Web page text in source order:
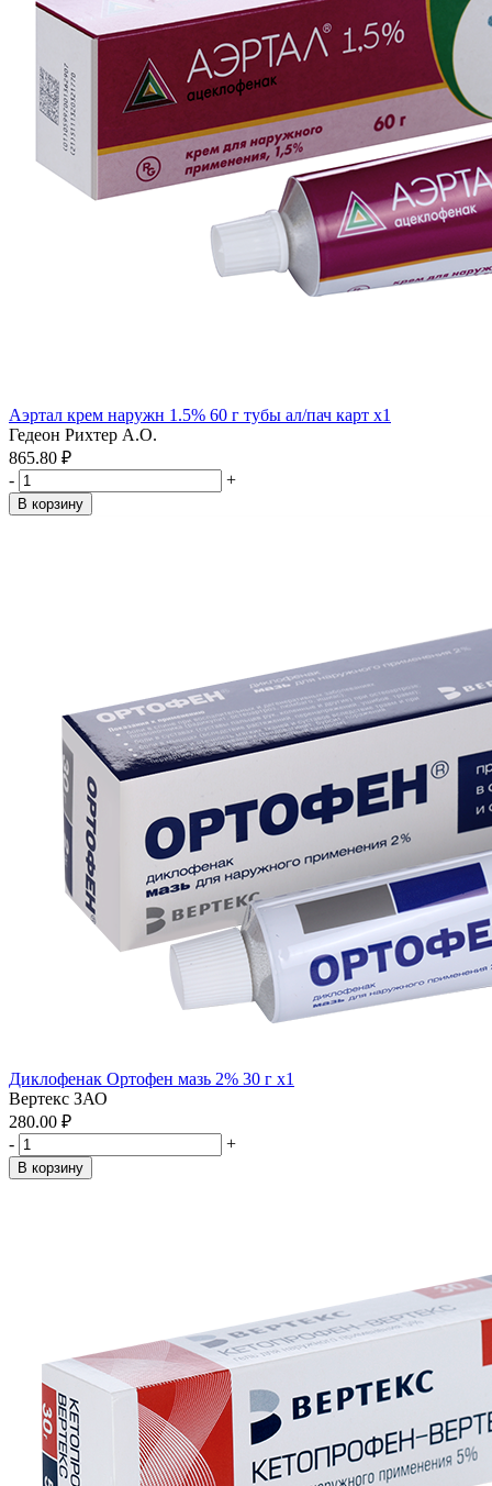
Аэртал крем наружн 1.5% 60 г тубы ал/пач карт x1
Гедеон Рихтер А.О.
865.80 ₽
-
+
В корзину
Диклофенак Ортофен мазь 2% 30 г x1
Вертекс ЗАО
280.00 ₽
-
+
В корзину